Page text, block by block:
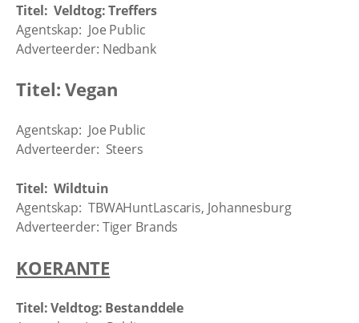
Titel: Veldtog: Treffers
Agentskap: Joe Public
Adverteerder: Nedbank
Titel: Vegan
Agentskap: Joe Public
Adverteerder: Steers
Titel: Wildtuin
Agentskap: TBWAHuntLascaris, Johannesburg
Adverteerder: Tiger Brands
KOERANTE
Titel: Veldtog: Bestanddele